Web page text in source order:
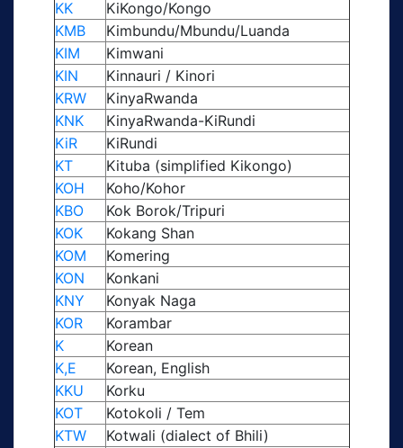
KK
KiKongo/Kongo
KMB
Kimbundu/Mbundu/Luanda
KIM
Kimwani
KIN
Kinnauri / Kinori
KRW
KinyaRwanda
KNK
KinyaRwanda-KiRundi
KiR
KiRundi
KT
Kituba (simplified Kikongo)
KOH
Koho/Kohor
KBO
Kok Borok/Tripuri
KOK
Kokang Shan
KOM
Komering
KON
Konkani
KNY
Konyak Naga
KOR
Korambar
K
Korean
K,E
Korean, English
KKU
Korku
KOT
Kotokoli / Tem
KTW
Kotwali (dialect of Bhili)